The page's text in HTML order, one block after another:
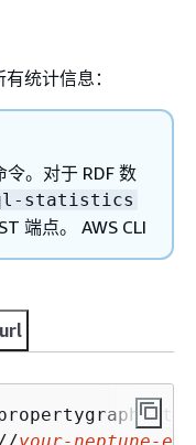
统计信息：
。对于 RDF 数
statistics
端点。 AWS CLI
propertygraph-